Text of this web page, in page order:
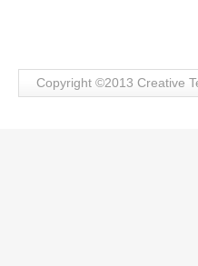
Copyright ©2013 Creative